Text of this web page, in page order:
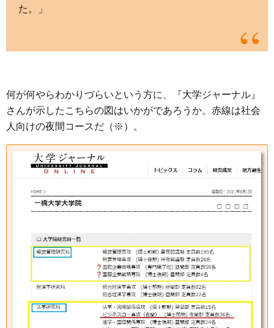
た。」
何が何やらわかりづらいという方に、『大学ジャーナル』
さんが示したこちらの図はいかがであろうか。赤線は社会
人向けの夜間コースだ（※）。